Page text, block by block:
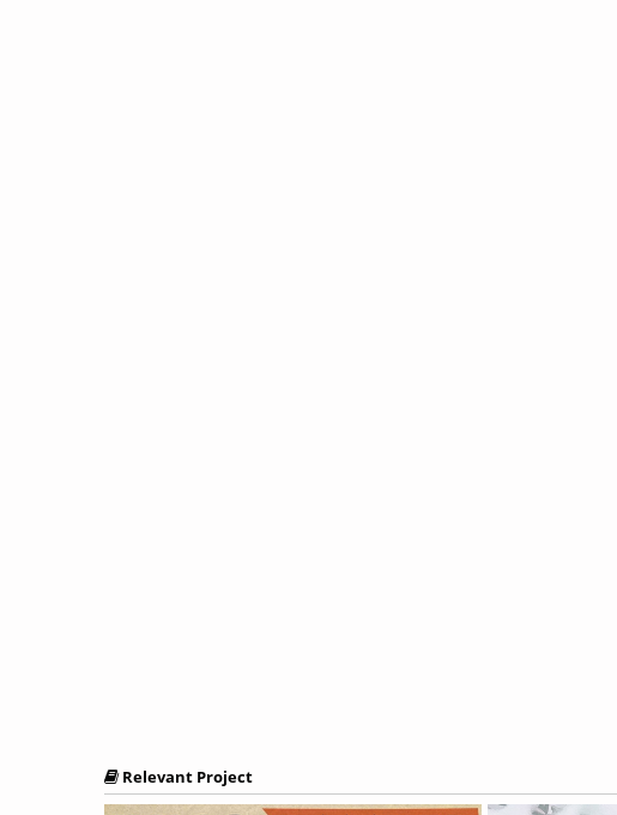
Relevant Project